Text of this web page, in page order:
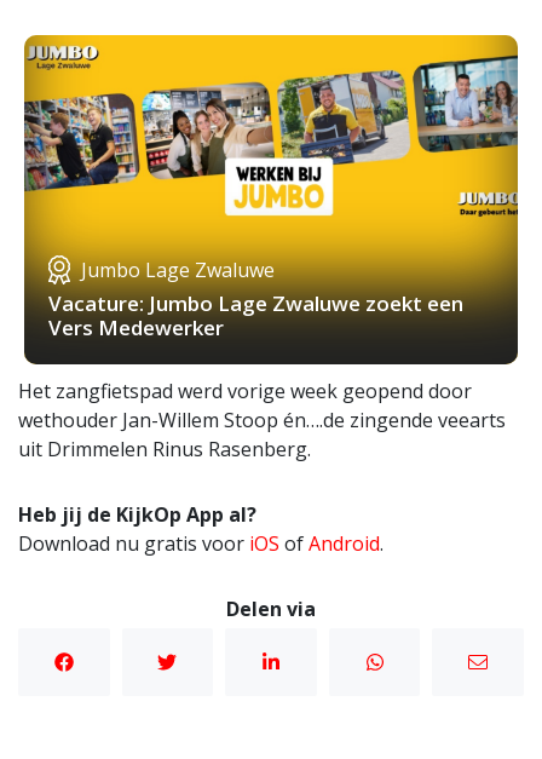
Jumbo Lage Zwaluwe
Vacature: Jumbo Lage Zwaluwe zoekt een
Vers Medewerker
Het zangfietspad werd vorige week geopend door
wethouder Jan-Willem Stoop én….de zingende veearts
uit Drimmelen Rinus Rasenberg.
Heb jij de KijkOp App al?
Download nu gratis voor iOS ofAndroid.
Delen via